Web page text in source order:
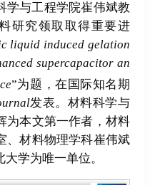
学与工程学院崔伟斌教
研究领取取得重要进
liquid induced gelation
supercapacitor an
”为题，在国际知名期
发表。材料科学与
为本文第一作者，材料
、材料物理学科崔伟斌
学为唯一单位。